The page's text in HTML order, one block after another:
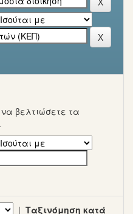
βελτιώσετε τα
| Ταξινόμηση κατά